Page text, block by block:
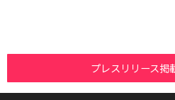
プレスリリース掲